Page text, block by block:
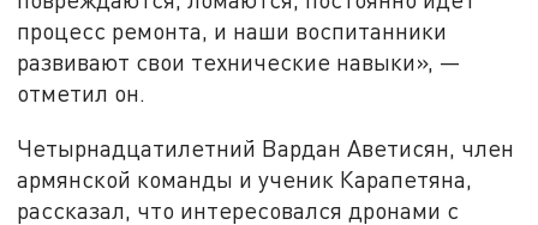
процесс ремонта, и наши воспитанники
развивают свои технические навыки», —
отметил он.
Четырнадцатилетний Вардан Аветисян, член
армянской команды и ученик Карапетяна,
рассказал, что интересовался дронами с